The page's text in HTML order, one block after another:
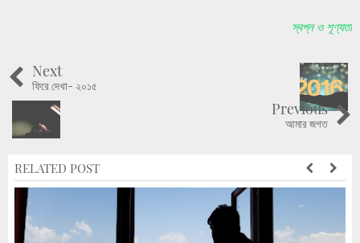
স্বপ্ন ও শূণ্যতা
Next
ফিরে দেখা- ২০১৫
Previous
আমার জগত
RELATED POST